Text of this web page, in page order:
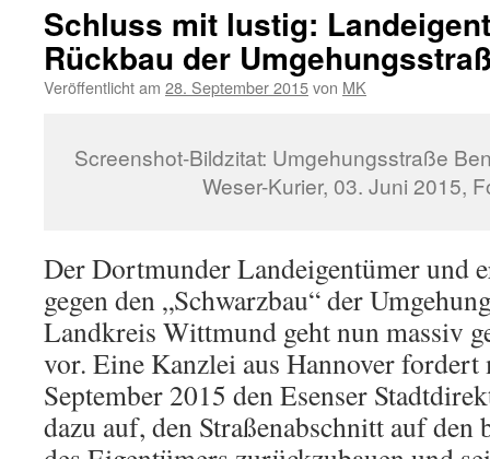
Schluss mit lustig:
Rückbau der
Veröffentlicht am 28. September 2015von MK
Screenshot-Bildzitat: Umgehungsstraße
Weser-Kurier, 03. Juni 2015,
Der Dortmunder Landeigentümer und
gegen den „Schwarzbau“ der
Landkreis Wittmund geht nun massiv
vor. Eine Kanzlei aus Hannover
September 2015 den Esenser
dazu auf, den Straßenabschnitt auf den